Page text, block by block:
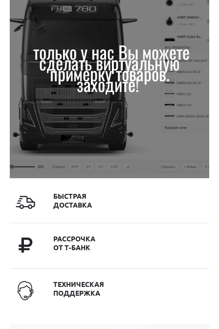
только у нас Вы можете
сделать виртуальную
примерку товаров.
заходите!
БЫСТРАЯ
ДОСТАВКА
РАССРОЧКА
ОТ Т-БАНК
ТЕХНИЧЕСКАЯ
ПОДДЕРЖКА